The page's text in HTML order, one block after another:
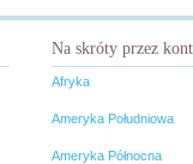
Na skróty przez
Afryka
Ameryka Południowa
Ameryka Północna